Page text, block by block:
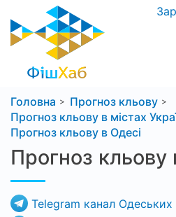
Головна
Прогноз кльову
Прогноз кльову в містах
Прогноз кльову в Одесі
Прогноз кльову
Telegram канал Одеських